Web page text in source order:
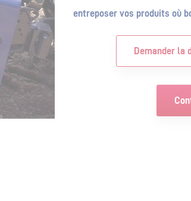
entreposer vos produits où
Demander la